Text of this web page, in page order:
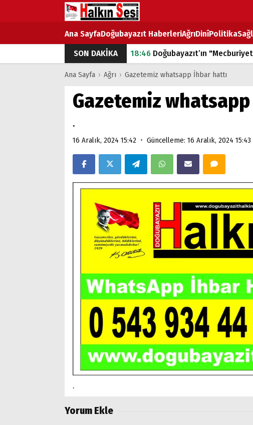
Ana SayfaDoğubayazıt HaberleriAğrıDinîPolitika
SON DAKİKA
18:46 Doğubayazıt’ın
07:53Doğubayazıt’ta Ekmek
07:16Doğubayazıt'ta çocukların
07:00DEVLET ve HÜKÜMET
Ana Sayfa › Ağrı › Gazetemiz whatsapp İhbar hattı
Gazetemiz
.
16 Aralık, 2024 15:42 • Güncelleme: 16 Aralık, 2024 15:43
.
Yorum Ekle